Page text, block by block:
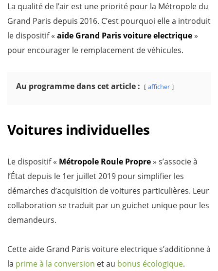
La qualité de l’air est une priorité pour la Métropole du
Grand Paris depuis 2016. C’est pourquoi elle a introduit
le dispositif « aide Grand Parisvoitureelectrique»
pour encourager le remplacement de véhicules.
Au programme dans cet article : afficher
Voitures individuelles
Le dispositif « Métropole Roule Propre» s’associe à
l’État depuis le 1er juillet 2019 pour simplifier les
démarches d’acquisition de voitures particulières. Leur
collaboration se traduit par un guichet unique pour les
demandeurs.
Cette aide Grand Paris voiture electrique s’additionne à
la prime à la conversion et au bonus écologique.